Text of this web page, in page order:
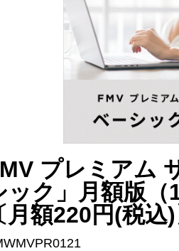
プレミアム
ック」月額版（
月額220円(税込)